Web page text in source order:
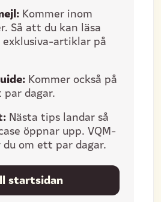
Kommer inom
Så att du kan läsa
artiklar på
Kommer också på
dagar.
Nästa tips landar så
öppnar upp. VQM-
om ett par dagar.
startsidan